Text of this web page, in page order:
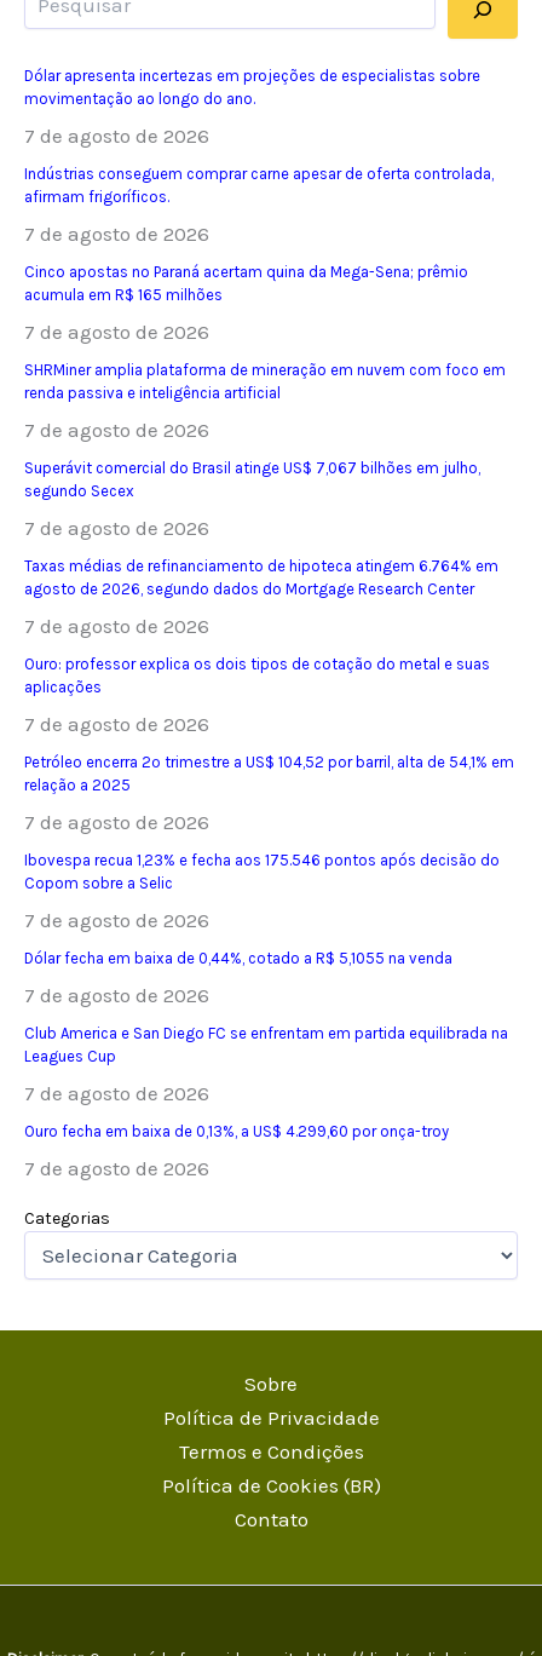
Dólar apresenta incertezas em projeções de especialistas sobre
movimentação ao longo do ano.
7 de agosto de 2026
Indústrias conseguem comprar carne apesar de oferta controlada,
afirmam frigoríficos.
7 de agosto de 2026
Cinco apostas no Paraná acertam quina da Mega-Sena; prêmio
acumula em R$ 165 milhões
7 de agosto de 2026
SHRMiner amplia plataforma de mineração em nuvem com foco em
renda passiva e inteligência artificial
7 de agosto de 2026
Superávit comercial do Brasil atinge US$ 7,067 bilhões em julho,
segundo Secex
7 de agosto de 2026
Taxas médias de refinanciamento de hipoteca atingem 6.764% em
agosto de 2026, segundo dados do Mortgage Research Center
7 de agosto de 2026
Ouro: professor explica os dois tipos de cotação do metal e suas
aplicações
7 de agosto de 2026
Petróleo encerra 2º trimestre a US$ 104,52 por barril, alta de 54,1% em
relação a 2025
7 de agosto de 2026
Ibovespa recua 1,23% e fecha aos 175.546 pontos após decisão do
Copom sobre a Selic
7 de agosto de 2026
Dólar fecha em baixa de 0,44%, cotado a R$ 5,1055 na venda
7 de agosto de 2026
Club America e San Diego FC se enfrentam em partida equilibrada na
Leagues Cup
7 de agosto de 2026
Ouro fecha em baixa de 0,13%, a US$ 4.299,60 por onça-troy
7 de agosto de 2026
Categorias
Sobre
Política de Privacidade
Termos e Condições
Política de Cookies (BR)
Contato